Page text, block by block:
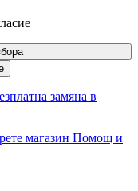
замяна в
магазин Помощ и